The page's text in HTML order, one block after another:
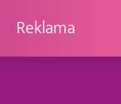
Reklama